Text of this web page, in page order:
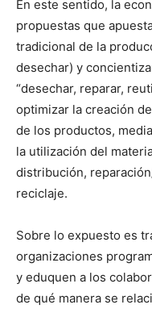
En este sentido, la
propuestas que
tradicional de la
desechar) y
“desechar, reparar,
optimizar la creación
de los productos,
la utilización del
distribución,
reciclaje.
Sobre lo expuesto es
organizaciones
y eduquen a los
de qué manera se